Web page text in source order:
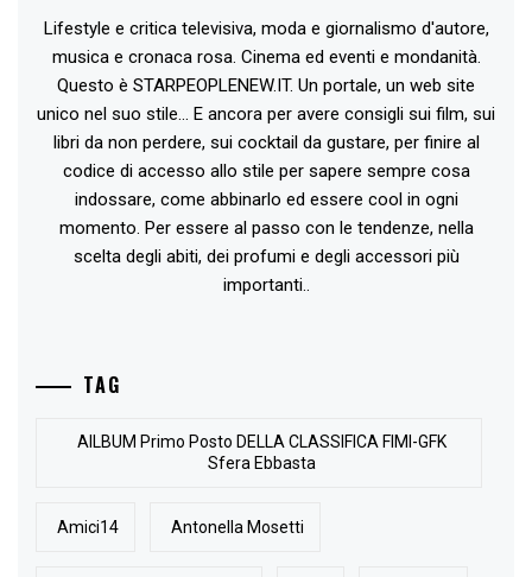
Lifestyle e critica televisiva, moda e giornalismo d'autore,
musica e cronaca rosa. Cinema ed eventi e mondanità.
Questo è STARPEOPLENEW.IT. Un portale, un web site
unico nel suo stile... E ancora per avere consigli sui film, sui
libri da non perdere, sui cocktail da gustare, per finire al
codice di accesso allo stile per sapere sempre cosa
indossare, come abbinarlo ed essere cool in ogni
momento. Per essere al passo con le tendenze, nella
scelta degli abiti, dei profumi e degli accessori più
importanti..
TAG
AlLBUM Primo Posto DELLA CLASSIFICA FIMI-GFK
Sfera Ebbasta
Amici14 Antonella Mosetti